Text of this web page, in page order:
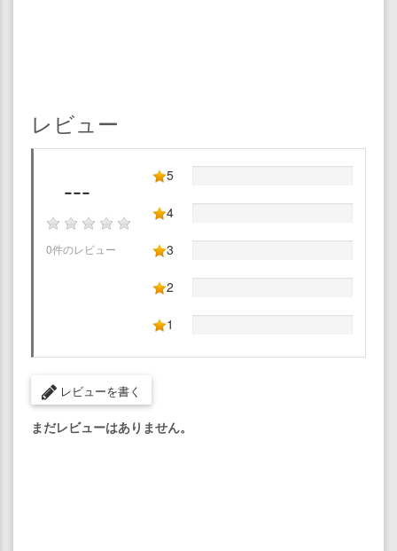
レビュー
---
0件のレビュー
5
4
3
2
1
レビューを書く
まだレビューはありません。